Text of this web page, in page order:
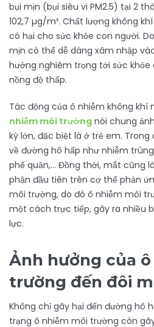
bụi mịn (bụi siêu vi PM2.5) tại 2
102,7 µg/m³. Chất lượng không
có hại cho sức khỏe con người.
mịn có thể dễ dàng xâm nhập
hưởng nghiêm trọng tới sức khỏe
nồng độ thấp.
Tác động của ô nhiễm không khí
nhiễm môi trường nói chung
kỳ lớn, đặc biệt là ở trẻ em. Trong
về đường hô hấp như nhiễm
phế quản,… Đồng thời, mắt cũng
phận đầu tiên trên cơ thể phản
môi trường, do đó ô nhiễm môi
một cách trực tiếp, gây ra nhiều
lực.
Ảnh hưởng của
trường đến đôi
Không chỉ gây hại đến đường hô
trạng ô nhiễm môi trường còn